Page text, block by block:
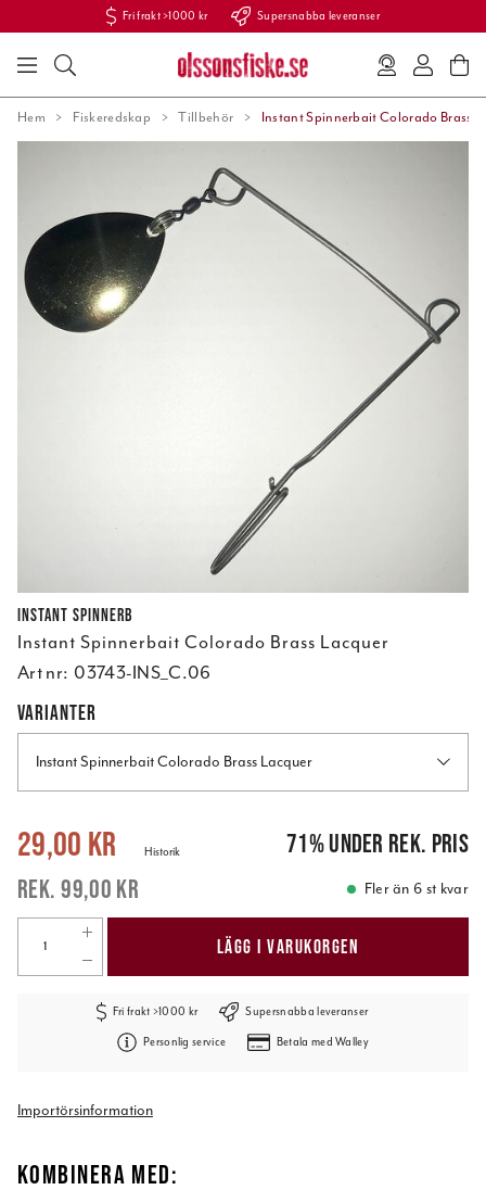
Fri frakt >1000 kr Supersnabba leveranser
Hem Fiskeredskap Tillbehör Instant Spinnerbait Colorado Brass
Instant SpinnerB
Instant Spinnerbait Colorado Brass Lacquer
Art nr: 03743-INS_C.06
VARIANTER
Instant Spinnerbait Colorado Brass Lacquer
Nuvarande pris: 99,00 kr
29,00 kr
99,00 kr
Historik 71%under rek. pris
Fler än 6 st kvar
LÄGG I VARUKORGEN
Fri frakt >1000 kr Supersnabba leveranser
Personlig service Betala med Walley
Importörsinformation
KOMBINERA MED: